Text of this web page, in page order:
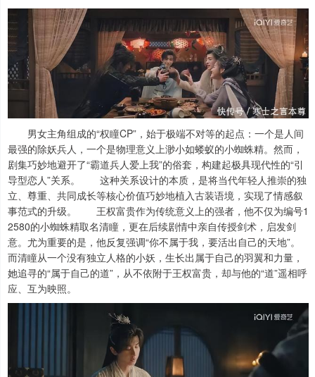
男女主角组成的“权瞳CP”，始于极端不对等的起点：一个是人间
最强的除妖兵人，一个是物理意义上渺小如蝼蚁的小蜘蛛精。然而，
剧集巧妙地避开了“霸道兵人爱上我”的俗套，构建起极具现代性的“引
导型恋人”关系。 这种关系设计的本质，是将当代年轻人推崇的独
立、尊重、共同成长等核心价值巧妙地植入古装语境，实现了情感叙
事范式的升级。 王权富贵作为传统意义上的强者，他不仅为编号1
2580的小蜘蛛精取名清瞳，更在后续剧情中亲自传授剑术，启发剑
意。尤为重要的是，他反复强调“你不属于我，要活出自己的天地”。
而清瞳从一个没有独立人格的小妖，生长出属于自己的羽翼和力量，
她追寻的“属于自己的道”，从不依附于王权富贵，却与他的“道”遥相呼
应、互为映照。